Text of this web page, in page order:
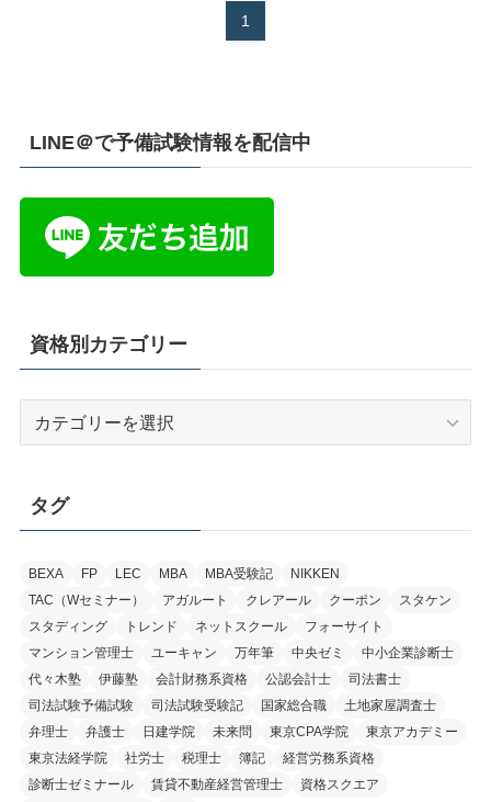
1
LINE＠で予備試験情報を配信中
資格別カテゴリー
テ
リ
ー
タグ
BEXA FP LEC MBA MBA受験記
NIKKEN
TAC（Wセミナー）
アガルート クレアール クーポン
スタケン
スタディング
トレンド ネットスクール
フォーサイト
マンション管理士
ユーキャン 万年筆 中央ゼミ
中小企業診断士
代々木塾
伊藤塾 会計財務系資格 公認会計士
司法書士
司法試験予備試験
司法試験受験記 国家総合職
土地家屋調査士
弁理士
弁護士 日建学院 未来問 東京CPA学院
東京アカデミー
東京法経学院
社労士 税理士 簿記
経営労務系資格
診断士ゼミナール
賃貸不動産経営管理士
資格スクエア